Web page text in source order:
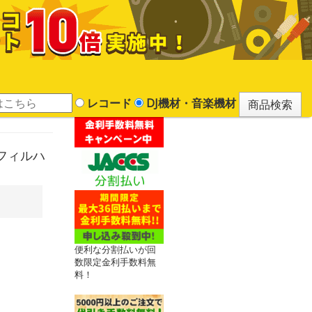
レコード DJ機材・音楽機材
便利な分割払いが回
数限定金利手数料無
料！
ィルハ